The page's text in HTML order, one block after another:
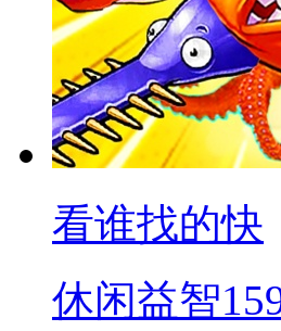
看谁找的快
休闲益智